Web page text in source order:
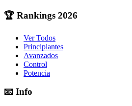
🏆 Rankings 2026
Ver Todos
Principiantes
Avanzados
Control
Potencia
📧 Info